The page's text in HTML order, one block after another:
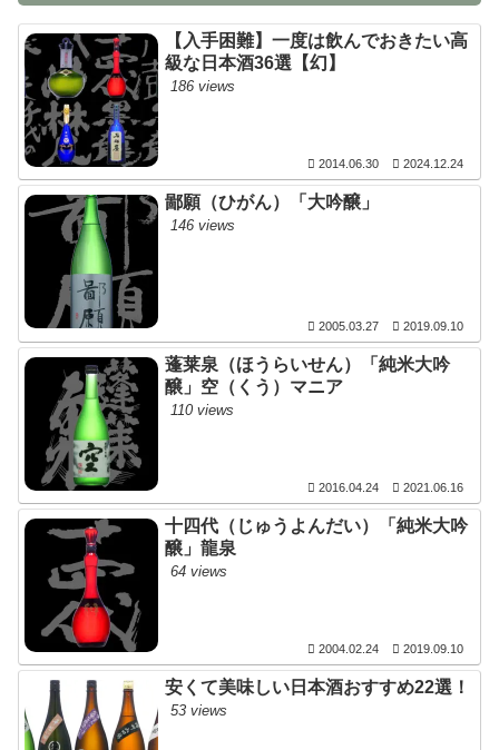
【入手困難】一度は飲んでおきたい高
級な日本酒36選【幻】
186 views
2014.06.30 2024.12.24
鄙願（ひがん）「大吟醸」
146 views
2005.03.27 2019.09.10
蓬莱泉（ほうらいせん）「純米大吟
醸」空（くう）マニア
110 views
2016.04.24 2021.06.16
十四代（じゅうよんだい）「純米大吟
醸」龍泉
64 views
2004.02.24 2019.09.10
安くて美味しい日本酒おすすめ22選！
53 views